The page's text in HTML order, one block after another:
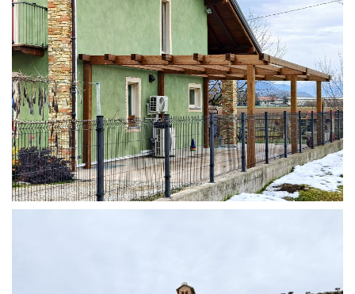
STRUTTURA ADDOSSATA IN LAMELLARE SU MISURA